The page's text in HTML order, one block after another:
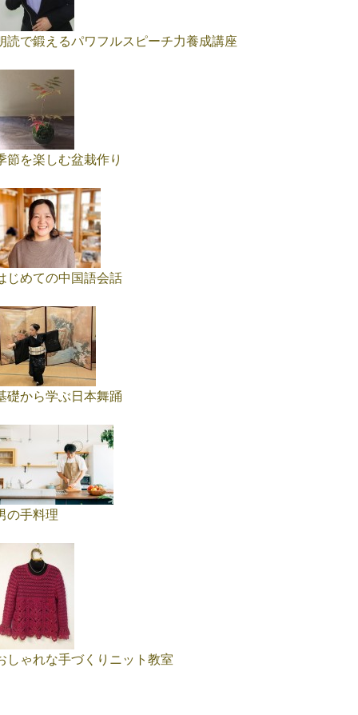
読で鍛えるパワフルスピーチ力養成講座
節を楽しむ盆栽作り
じめての中国語会話
礎から学ぶ日本舞踊
の手料理
しゃれな手づくりニット教室